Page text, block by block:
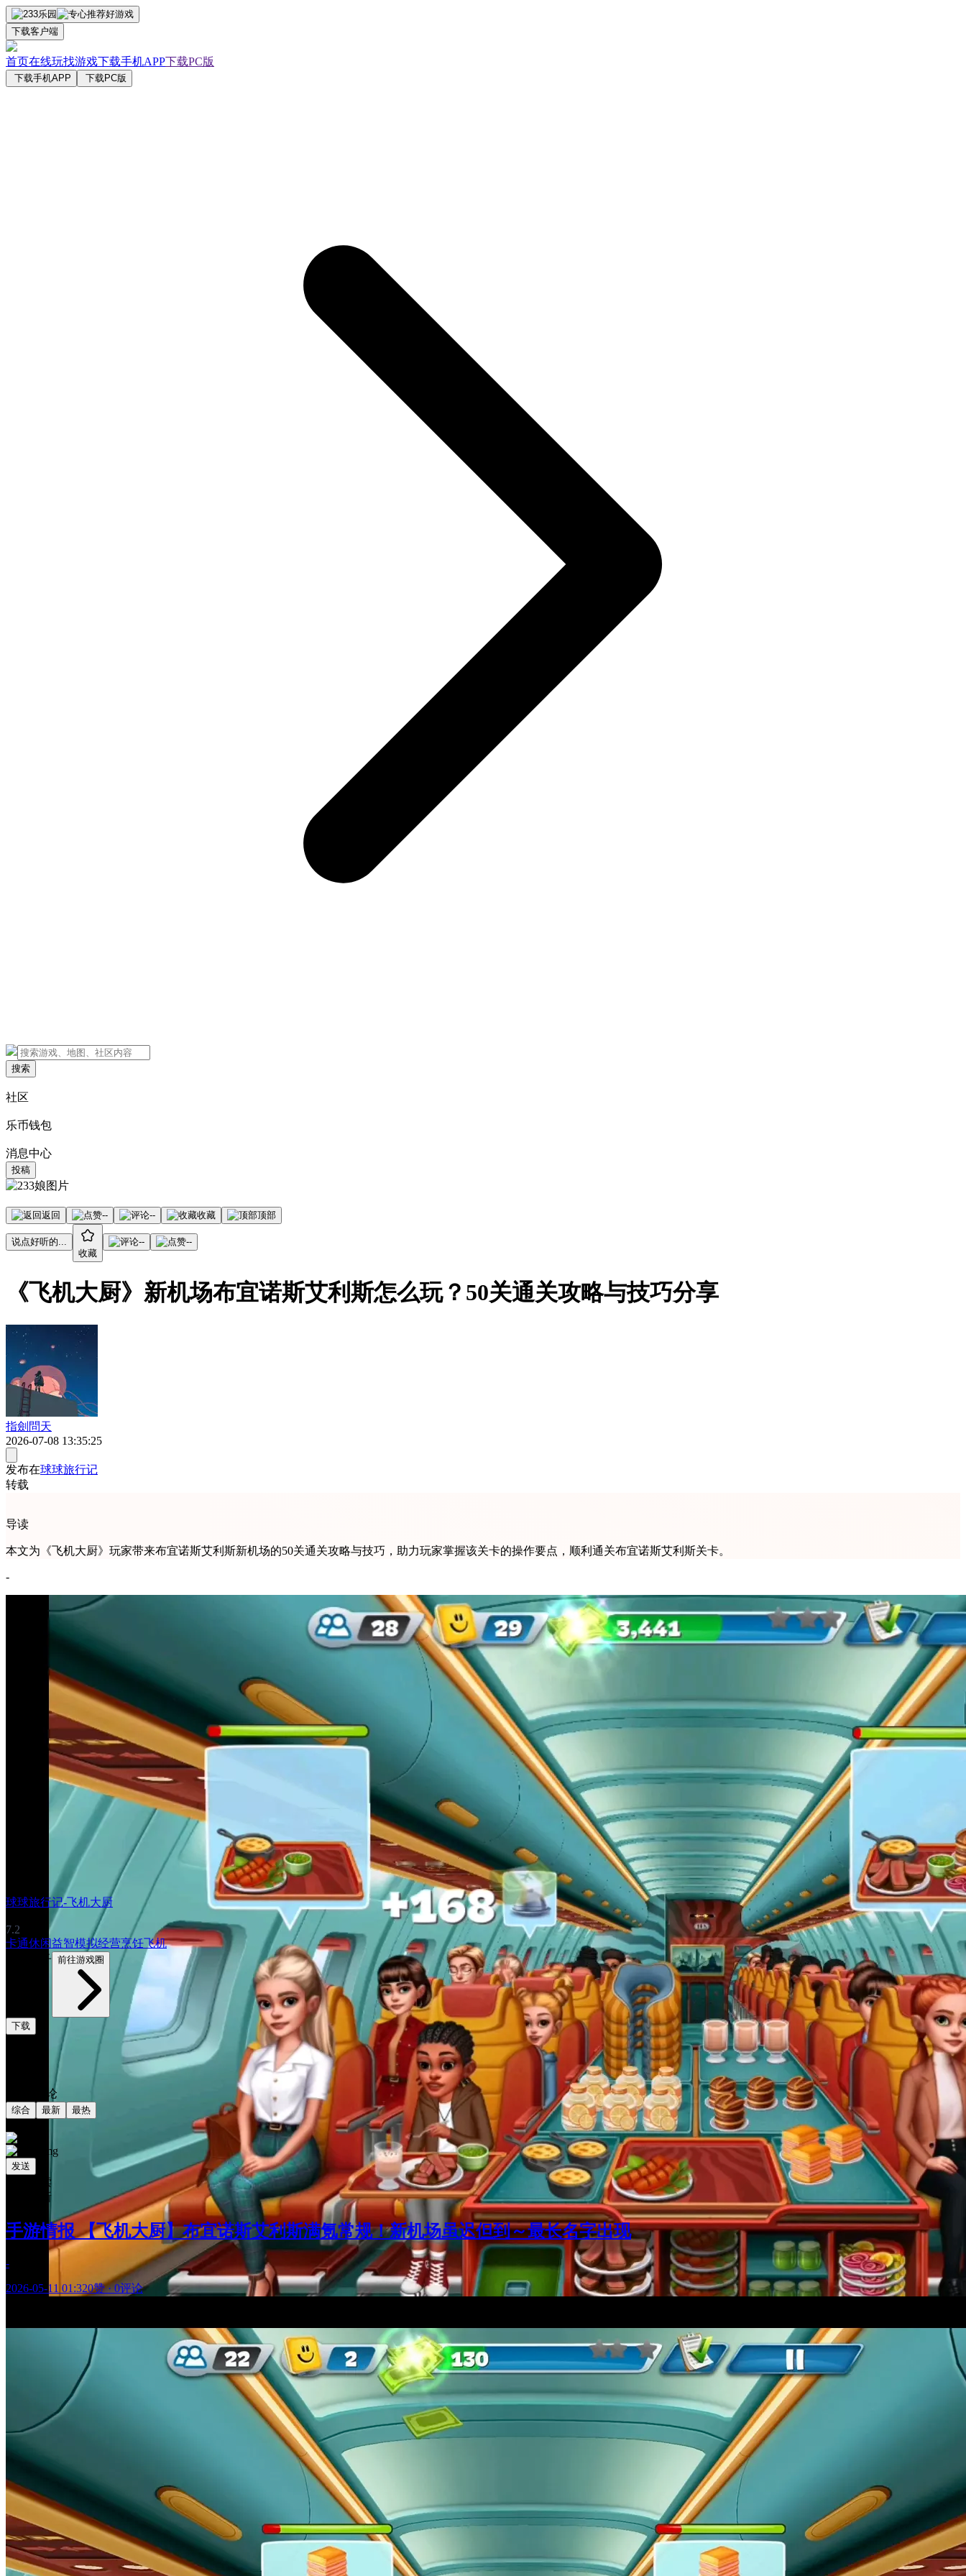
下载客户端
首页在线玩找游戏下载手机APP下载PC版
下载手机APP 下载PC版
搜索
社区
乐币钱包
消息中心
投稿
返回 -- -- 收藏 顶部
说点好听的...
收藏
-- --
《飞机大厨》新机场布宜诺斯艾利斯怎么玩？50关通关攻略与技巧分享
指劍問天
2026-07-08 13:35:25
发布在球球旅行记
转载
导读
本文为《飞机大厨》玩家带来布宜诺斯艾利斯新机场的50关通关攻略与技巧，助力玩家掌握该关卡的操作要点，顺利通关布宜诺斯艾利斯关卡。
-
球球旅行记-飞机大厨
7.2
卡通休闲益智模拟经营烹饪飞机
2472帖子 前往游戏圈
下载
共0条评论
综合 最新 最热
发送
相关阅读
最新更新
手游情报 【飞机大厨】布宜诺斯艾利斯满氪常规！新机场虽迟但到～最长名字出现
-
2026-05-11 01:320赞·0评论